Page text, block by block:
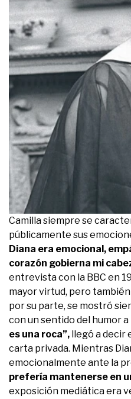
Camilla siempre se
públicamente sus
Diana era emocional,
corazón gobierna mi
entrevista con la BBC en
mayor virtud, pero también
por su parte, se mostró
con un sentido del humor
es una roca”, llegó a decir
carta privada. Mientras
emocionalmente ante la
prefería mantenerse en
exposición mediática era